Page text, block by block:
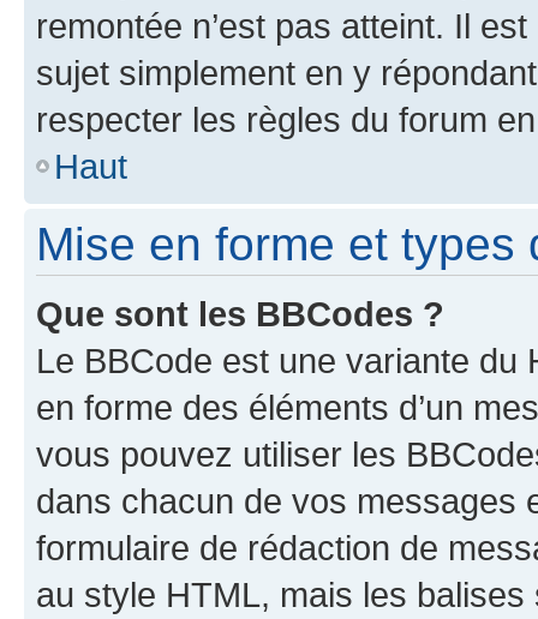
remontée n’est pas atteint. Il
sujet simplement en y
respecter les règles du forum
Haut
Mise en forme et types
Que sont les BBCodes ?
Le BBCode est une variante du
en forme des éléments d’un
vous pouvez utiliser les
dans chacun de vos messages
formulaire de rédaction de
au style HTML, mais les